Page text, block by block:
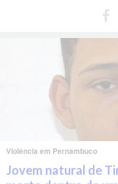
Violência em Pernambuco
Jovem natural de